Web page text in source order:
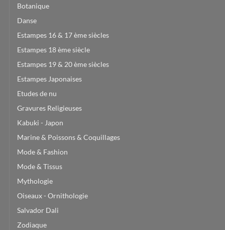
Botanique
Danse
Estampes 16 & 17 ème siècles
Estampes 18 ème siècle
Estampes 19 & 20 ème siècles
Estampes Japonaises
Etudes de nu
Gravures Religieuses
Kabuki - Japon
Marine & Poissons & Coquillages
Mode & Fashion
Mode & Tissus
Mythologie
Oiseaux - Ornithologie
Salvador Dali
Zodiaque